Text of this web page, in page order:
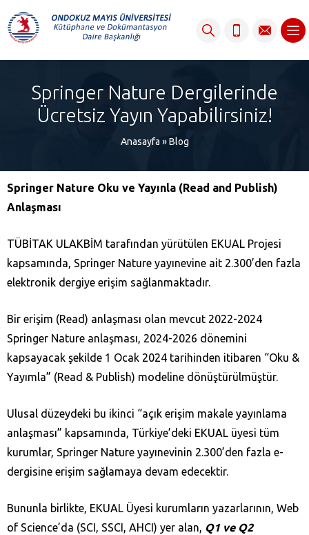
Springer Nature Dergilerinde
Ücretsiz Yayın Yapabilirsiniz!
Anasayfa »Blog
Springer Nature Oku ve Yayınla (Read and Publish)
Anlaşması
TÜBİTAK ULAKBİM tarafından yürütülen EKUAL Projesi
kapsamında, Springer Nature yayınevine ait 2.300’den fazla
elektronik dergiye erişim sağlanmaktadır.
Bir erişim (Read) anlaşması olan mevcut 2022-2024
Springer Nature anlaşması, 2024-2026 dönemini
kapsayacak şekilde 1 Ocak 2024 tarihinden itibaren “Oku &
Yayımla” (Read & Publish) modeline dönüştürülmüştür.
Ulusal düzeydeki bu ikinci “açık erişim makale yayınlama
anlaşması” kapsamında, Türkiye’deki EKUAL üyesi tüm
kurumlar, Springer Nature yayınevinin 2.300’den fazla e-
dergisine erişim sağlamaya devam edecektir.
Bununla birlikte, EKUAL Üyesi kurumların yazarlarının, Web
of Science’da (SCI, SSCI, AHCI) yer alan, Q1 ve Q2